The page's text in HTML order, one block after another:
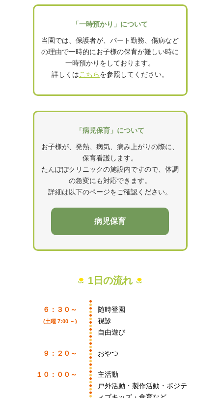
「一時預かり」について
当園では、保護者が、パート勤務、傷病など
の理由で一時的にお子様の保育が難しい時に
一時預かりをしております。
詳しくはこちらを参照してください。
「病児保育」について
お子様が、発熱、病気、病み上がりの際に、
保育看護します。
たんぽぽクリニックの施設内ですので、体調
の急変にも対応できます。
詳細は以下のページをご確認ください。
病児保育
1日の流れ
６：３０～
(土曜 7:00 ～)
随時登園
視診
自由遊び
９：２０～ おやつ
１０：００～
主活動
戸外活動・製作活動・ポジテ